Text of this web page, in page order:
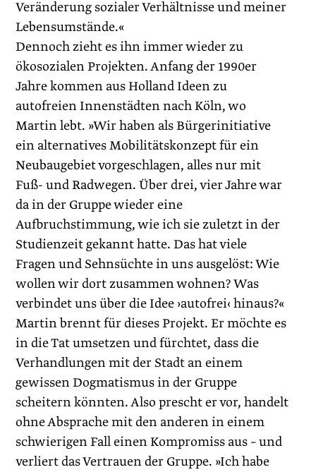
Veränderung sozialer Verhältnisse und meiner
Lebensumstände.«
Dennoch zieht es ihn immer wieder zu
ökosozialen Projekten. Anfang der 1990er
Jahre kommen aus Holland Ideen zu
autofreien Innenstädten nach Köln, wo
Martin lebt. »Wir haben als Bürgerinitiative
ein alternatives Mobilitätskonzept für ein
Neubaugebiet vorgeschlagen, alles nur mit
Fuß- und Radwegen. Über drei, vier Jahre war
da in der Gruppe wieder eine
Aufbruchstimmung, wie ich sie zuletzt in der
Studienzeit gekannt hatte. Das hat viele
Fragen und Sehnsüchte in uns ausgelöst: Wie
wollen wir dort zusammen wohnen? Was
verbindet uns über die Idee ›autofrei‹ hinaus?«
Martin brennt für dieses Projekt. Er möchte es
in die Tat umsetzen und fürchtet, dass die
Verhandlungen mit der Stadt an einem
gewissen Dogmatismus in der Gruppe
scheitern könnten. Also prescht er vor, handelt
ohne Absprache mit den anderen in einem
schwierigen Fall einen Kompromiss aus – und
verliert das Vertrauen der Gruppe. »Ich habe